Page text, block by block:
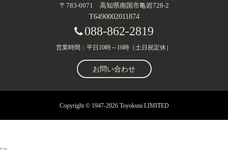
〒783-0071 高知県南国市亀岩728-2
T6490002011874
088-862-2819
営業時間：平日10時～16時（土日祝定休）
お問い合わせ
Copyright © 1947-2026 Toyokuni LIMITED